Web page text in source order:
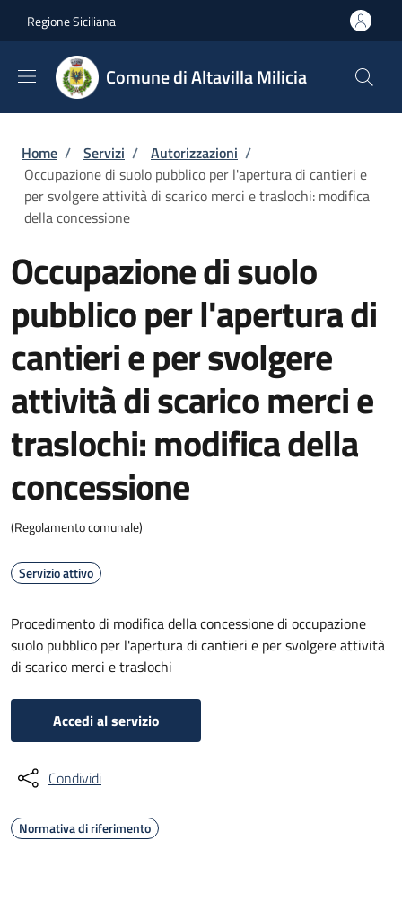
Regione Siciliana
Comune di Altavilla Milicia
Briciole di pane
Home / Servizi / Autorizzazioni /
Occupazione di suolo pubblico per l'apertura di cantieri e
per svolgere attività di scarico merci e traslochi: modifica
della concessione
Occupazione di suolo
pubblico per l'apertura di
cantieri e per svolgere
attività di scarico merci e
traslochi: modifica della
concessione
(Regolamento comunale)
Servizio attivo
Procedimento di modifica della concessione di occupazione
suolo pubblico per l'apertura di cantieri e per svolgere attività
di scarico merci e traslochi
Accedi al servizio
Condividi
Normativa di riferimento